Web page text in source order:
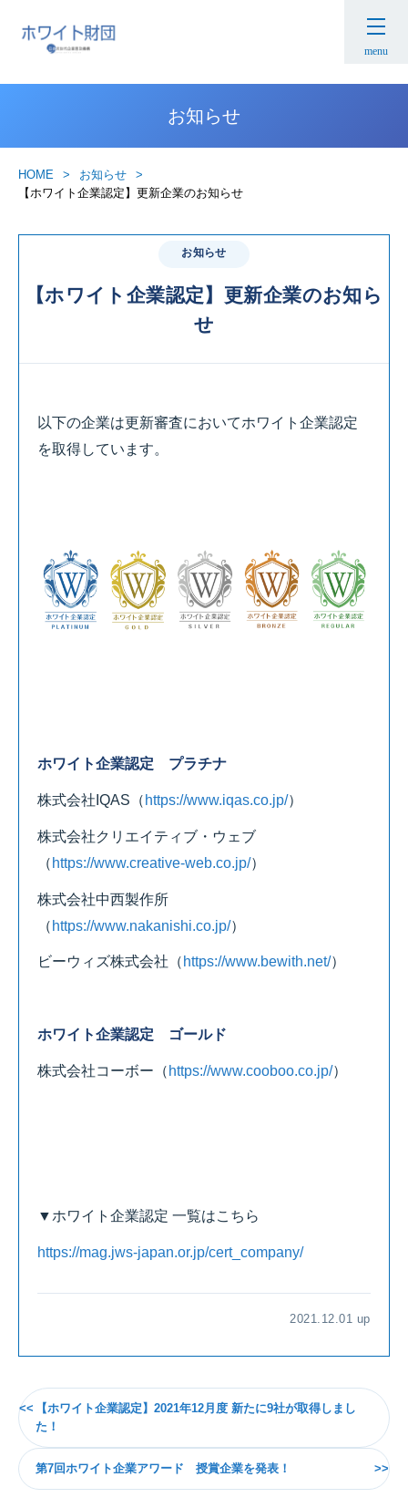
menu
お知らせ
HOME
お知らせ
【ホワイト企業認定】更新企業のお知らせ
お知らせ
【ホワイト企業認定】更新企業のお知ら
せ
以下の企業は更新審査においてホワイト企業認定
を取得しています。
ホワイト企業認定 プラチナ
株式会社IQAS （ https://www.iqas.co.jp/）
株式会社クリエイティブ・ウェブ
（ https://www.creative-web.co.jp/）
株式会社中西製作所
（ https://www.nakanishi.co.jp/）
ビーウィズ株式会社 （ https://www.bewith.net/）
ホワイト企業認定 ゴールド
株式会社コーボー （ https://www.cooboo.co.jp/）
▼ホワイト企業認定 一覧はこちら
https://mag.jws-japan.or.jp/cert_company/
2021.12.01 up
【ホワイト企業認定】2021年12月度 新たに9社が取得しまし
た！
第7回ホワイト企業アワード 授賞企業を発表！